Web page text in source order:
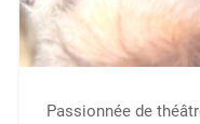
Passionnée de